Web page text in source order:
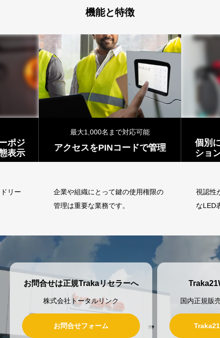
機能と特徴
ードで管理
の使用権限の
３色LEDで状態表示
個別にロックされたキーポジ
ションは３色LEDで状態表示
視認性が高くユーザーフレンドリー
なLED表示
お問合せは正規Trakaリセラーへ
株式会社トータルリンク
お問合せフォーム
国内正規販